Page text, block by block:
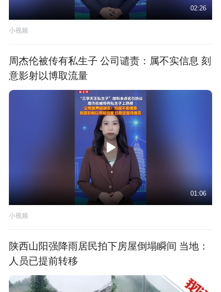
02:26
小视频
周杰伦被传有私生子 公司谴责：属不实信息 刻
意影射以博取流量
01:06
小视频
陕西山阳强降雨居民拍下房屋倒塌瞬间 当地：
人员已提前转移